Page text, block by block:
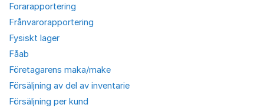
Forarapportering
Frånvarorapportering
Fysiskt lager
Fåab
Företagarens maka/make
Försäljning av del av inventarie
Försäljning per kund